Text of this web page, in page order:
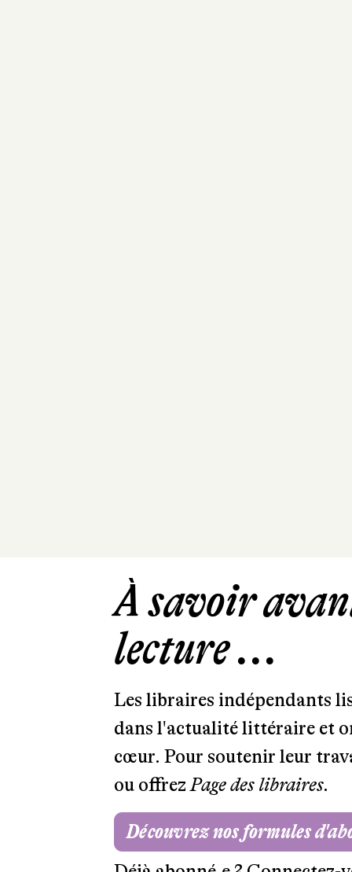
À savoir
lecture ...
Les libraires indépendants
dans l'actualité littéraire et
cœur. Pour soutenir leur
ou offrezPage des libraires.
Découvrez nos formules